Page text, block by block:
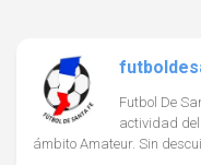
Futbol De
actividad del
ámbito Amateur. Sin